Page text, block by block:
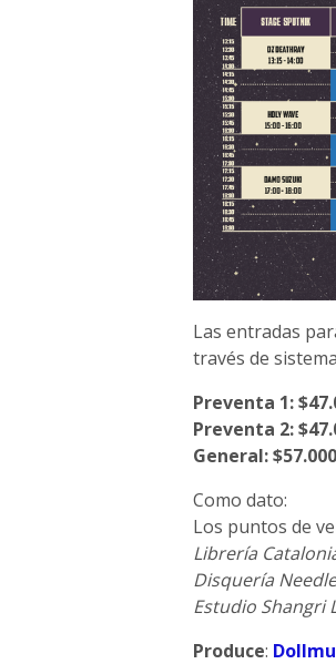
Las entradas
través de sistema
Preventa 1:
Preventa 2:
General: $57.000
Como dato:
Los puntos de
Librería
Disquería
Estudio Shangri
Produce: